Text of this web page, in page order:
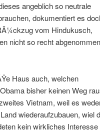
angeblich so neutrale
dokumentiert es
vom Hindukusch,
nicht so recht abgenommen
Haus auch, welchen
bisher keinen Weg
Vietnam, weil es
wiederaufzubauen, wiel
kein wirkliches Interesse